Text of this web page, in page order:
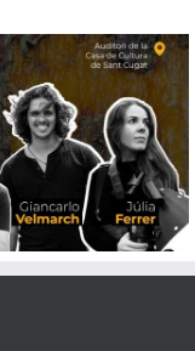
Xerrada de Xavi Llop: Què puc
fotografiar i què no